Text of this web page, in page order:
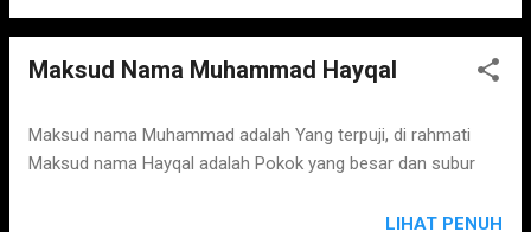
Maksud Nama Muhammad Hayqal
Maksud nama Muhammad adalah Yang terpuji, di rahmati
Maksud nama Hayqal adalah Pokok yang besar dan subur
LIHAT PENUH